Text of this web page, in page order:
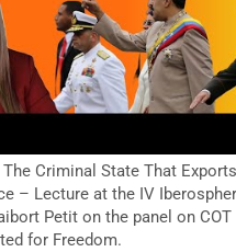
The Criminal State That
– Lecture at the IV
Petit on the panel on
for Freedom.